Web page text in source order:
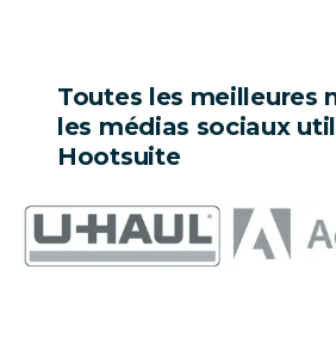
Toutes les meilleures
les médias sociaux
Hootsuite